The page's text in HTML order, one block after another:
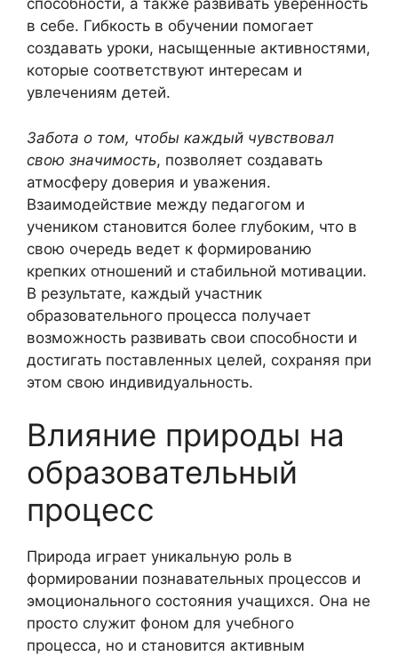
способности, а также развивать уверенность
в себе. Гибкость в обучении помогает
создавать уроки, насыщенные активностями,
которые соответствуют интересам и
увлечениям детей.
Забота о том, чтобы каждый чувствовал
свою значимость, позволяет создавать
атмосферу доверия и уважения.
Взаимодействие между педагогом и
учеником становится более глубоким, что в
свою очередь ведет к формированию
крепких отношений и стабильной мотивации.
В результате, каждый участник
образовательного процесса получает
возможность развивать свои способности и
достигать поставленных целей, сохраняя при
этом свою индивидуальность.
Влияние природы на
образовательный
процесс
Природа играет уникальную роль в
формировании познавательных процессов и
эмоционального состояния учащихся. Она не
просто служит фоном для учебного
процесса, но и становится активным